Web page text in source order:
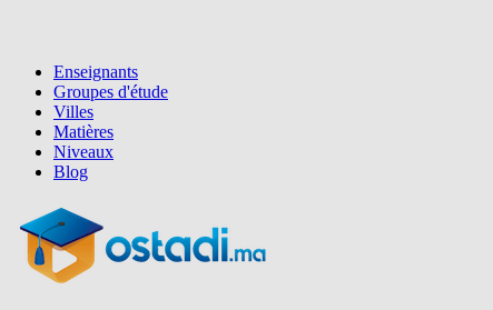
Enseignants
Groupes d'étude
Villes
Matières
Niveaux
Blog